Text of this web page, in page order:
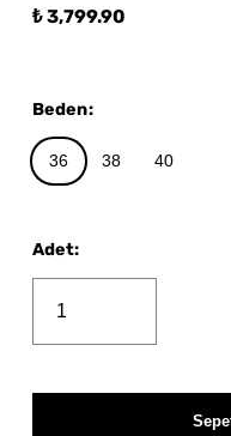
₺ 3,799.90
Beden:
36 38 40
Adet: